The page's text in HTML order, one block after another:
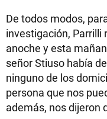
De todos modos,
investigación, Parrilli
anoche y esta
señor Stiuso había
ninguno de los
persona que nos
además, nos dijeron